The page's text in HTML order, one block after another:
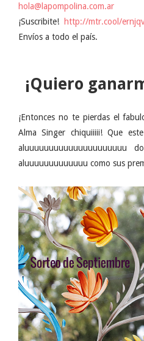
hola@lapompolina.com.ar
¡Suscribite!
http://mtr.cool/
Envíos a todo el país.
¡Quiero
¡Entonces no te pierdas el
Alma Singer chiquiiiii! Que
aluuuuuuuuuuuuuuuuuuuuu
aluuuuuuuuuuuuu como sus